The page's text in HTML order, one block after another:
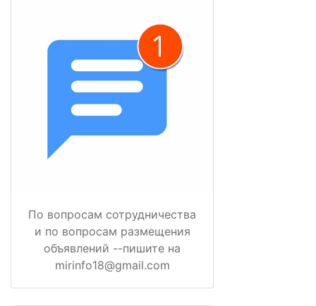
По вопросам сотрудничества
и по вопросам размещения
объявлений --пишите на
mirinfo18@gmail.com